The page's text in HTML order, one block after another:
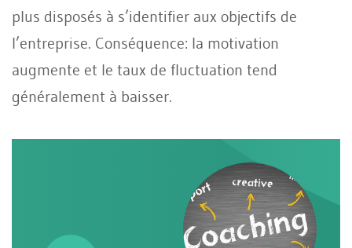
plus disposés à s’identifier aux objectifs de
l’entreprise. Conséquence: la motivation
augmente et le taux de fluctuation tend
généralement à baisser.